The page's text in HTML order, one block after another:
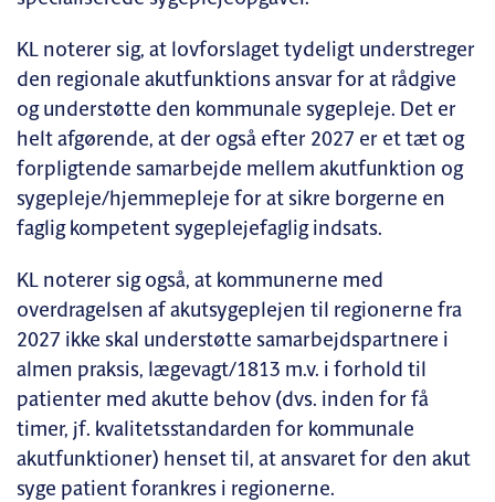
KL noterer sig, at lovforslaget tydeligt understreger
den regionale akutfunktions ansvar for at rådgive
og understøtte den kommunale sygepleje. Det er
helt afgørende, at der også efter 2027 er et tæt og
forpligtende samarbejde mellem akutfunktion og
sygepleje/hjemmepleje for at sikre borgerne en
faglig kompetent sygeplejefaglig indsats.
KL noterer sig også, at kommunerne med
overdragelsen af akutsygeplejen til regionerne fra
2027 ikke skal understøtte samarbejdspartnere i
almen praksis, lægevagt/1813 m.v. i forhold til
patienter med akutte behov (dvs. inden for få
timer, jf. kvalitetsstandarden for kommunale
akutfunktioner) henset til, at ansvaret for den akut
syge patient forankres i regionerne.